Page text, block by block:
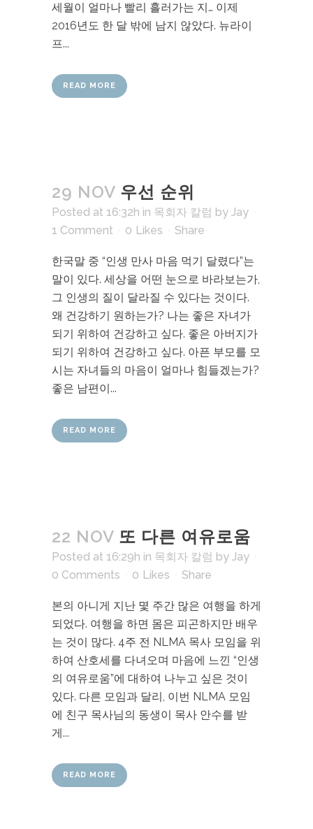
세월이 얼마나 빨리 흘러가는 지… 이제
2016년도 한 달 밖에 남지 않았다. 뉴라이
프...
READ MORE
29 NOV 우선 순위
Posted at 16:32h in 목회자 칼럼 by Jay
1 Comment
0 Likes Share
한국말 중 “인생 만사 마음 먹기 달렸다”는
말이 있다. 세상을 어떤 눈으로 바라보는가,
그 인생의 질이 달라질 수 있다는 것이다.
왜 건강하기 원하는가? 나는 좋은 자녀가
되기 위하여 건강하고 싶다. 좋은 아버지가
되기 위하여 건강하고 싶다. 아픈 부모를 모
시는 자녀들의 마음이 얼마나 힘들겠는가?
좋은 남편이...
READ MORE
22 NOV 또 다른 여유로움
Posted at 16:29h in 목회자 칼럼 by Jay
0 Comments
0 Likes Share
본의 아니게 지난 몇 주간 많은 여행을 하게
되었다. 여행을 하면 몸은 피곤하지만 배우
는 것이 많다. 4주 전 NLMA 목사 모임을 위
하여 산호세를 다녀오며 마음에 느낀 “인생
의 여유로움”에 대하여 나누고 싶은 것이
있다. 다른 모임과 달리, 이번 NLMA 모임
에 친구 목사님의 동생이 목사 안수를 받
게...
READ MORE